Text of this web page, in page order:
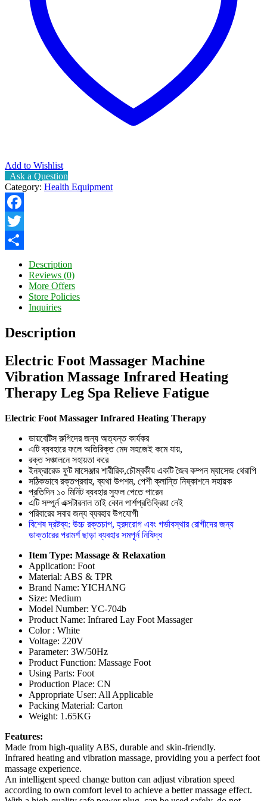
Add to Wishlist
Ask a Question
Category: Health Equipment
Facebook
Twitter
Description
Reviews (0)
More Offers
Store Policies
Inquiries
Description
Electric Foot Massager Machine
Vibration Massage Infrared Heating
Therapy Leg Spa Relieve Fatigue
Electric Foot Massager Infrared Heating Therapy
ডায়বেটিস রুগিদের জন্য অত্যন্ত কার্যকর
এটি ব্যবহারে ফলে অতিরিক্ত মেদ সহজেই কমে যায়,
রক্ত সঞ্চালনে সহায়তা করে
ইনফ্রারেড ফুট মাসেঞ্জার শারীরিক,চৌম্বকীয় একটি জৈব কম্পন ম্যাসেজ থেরাপি
সঠিকভাবে রক্তপ্রবাহ, ব্যথা উপশম, পেশী ক্লান্তি নিষ্কাশনে সহায়ক
প্রতিদিন ১০ মিনিট ব্যবহার সুফল পেতে পারেন
এটি সম্পুর্ন এক্সটারনাল তাই কোন পার্শপ্রতিক্রিয়া নেই
পরিবারের সবার জন্য ব্যবহার উপযোগী
বিশেষ দ্রষ্টব্য: উচ্চ রক্তচাপ, হ্রদরোগ এবং গর্ভাবস্থার রোগীদের জন্য
ডাক্তারের পরামর্শ ছাড়া ব্যবহার সমপূর্ন নিষিদ্ধ
Item Type: Massage & Relaxation
Application: Foot
Material: ABS & TPR
Brand Name: YICHANG
Size: Medium
Model Number: YC-704b
Product Name: Infrared Lay Foot Massager
Color : White
Voltage: 220V
Parameter: 3W/50Hz
Product Function: Massage Foot
Using Parts: Foot
Production Place: CN
Appropriate User: All Applicable
Packing Material: Carton
Weight: 1.65KG
Features:
Made from high-quality ABS, durable and skin-friendly.
Infrared heating and vibration massage, providing you a perfect foot
massage experience.
An intelligent speed change button can adjust vibration speed
according to own comfort level to achieve a better massage effect.